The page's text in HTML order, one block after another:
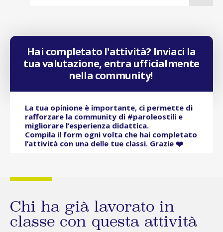
Hai completato l'attività? Inviaci la
tua valutazione, entra ufficialmente
nella community!
La tua opinione è importante, ci permette di
rafforzare la community di #paroleostili e
migliorare l’esperienza didattica.
Compila il form ogni volta che hai completato
l’attività con una delle tue classi. Grazie ❤️
Chi ha già lavorato in
classe con questa attività